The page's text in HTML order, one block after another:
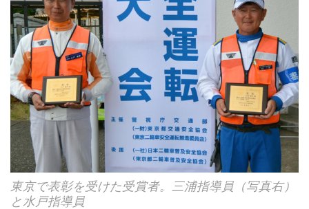
東京で表彰を受けた受賞者。三浦指導員（写真右）
と水戸指導員